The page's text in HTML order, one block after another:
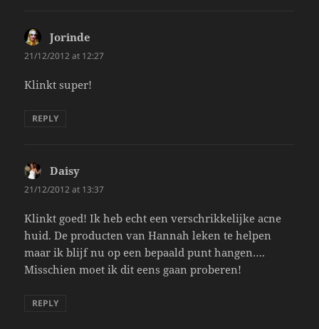
Jorinde
21/12/2012 at 12:27
Klinkt super!
REPLY
Daisy
21/12/2012 at 13:37
Klinkt goed! Ik heb echt een verschrikkelijke acne
huid. De producten van Hannah leken te helpen
maar ik blijf nu op een bepaald punt hangen….
Misschien moet ik dit eens gaan proberen!
REPLY